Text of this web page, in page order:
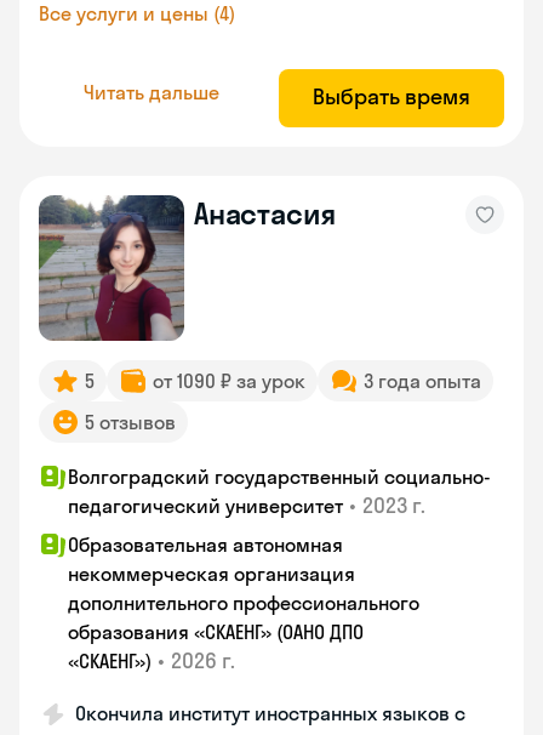
Все услуги и цены (4)
Читать дальше Выбрать время
Анастасия
5 от 1090 ₽ за урок
3 года опыта
5 отзывов
Волгоградский государственный социально-
педагогический университет • 2023 г.
Образовательная автономная
некоммерческая организация
дополнительного профессионального
образования «СКАЕНГ» (ОАНО ДПО
«СКАЕНГ») • 2026 г.
Окончила институт иностранных языков с